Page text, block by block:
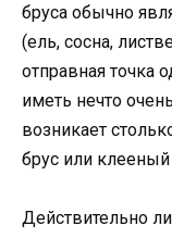
бруса обычно
(ель, сосна,
отправная
иметь нечто
возникает
брус или клееный
Действительно